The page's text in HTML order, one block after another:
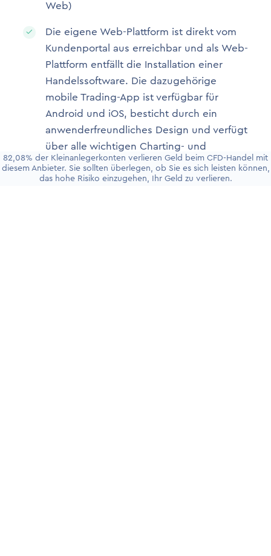
Web)
Die eigene Web-Plattform ist direkt vom
Kundenportal aus erreichbar und als Web-
Plattform entfällt die Installation einer
Handelssoftware. Die dazugehörige
mobile Trading-App ist verfügbar für
Android und iOS, besticht durch ein
anwenderfreundliches Design und verfügt
über alle wichtigen Charting- und
Handelsfunktionen.
82,08% der Kleinanlegerkonten verlieren Geld beim CFD-Handel mit
diesem Anbieter. Sie sollten überlegen, ob Sie es sich leisten können,
das hohe Risiko einzugehen, Ihr Geld zu verlieren.